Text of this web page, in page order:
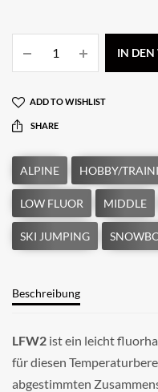
IN DEN
ADD TO WISHLIST
SHARE
Beschreibung
LFW2 ist ein leicht
für diesen
abgestimmten